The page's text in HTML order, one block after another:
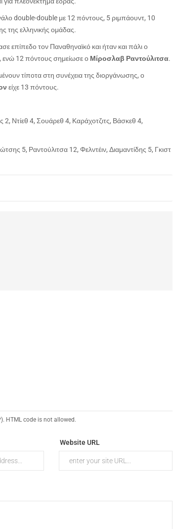
double-double με 12 πόντους, 5 ριμπάουντ, 10
της ελληνικής ομάδας.
επίπεδο τον Παναθηναϊκό και ήταν και πάλι ο
ενώ 12 πόντους σημείωσε ο Μίροσλαβ Ραντούλιτσα.
τίποτα στη συνέχεια της διοργάνωσης, ο
είχε 13 πόντους.
Ντίεθ 4, Σουάρεθ 4, Καράχοτζιτς, Βάσκεθ 4,
5, Ραντούλιτσα 12, Φελντέιν, Διαμαντίδης 5, Γκιστ
HTML code is not allowed.
Website URL